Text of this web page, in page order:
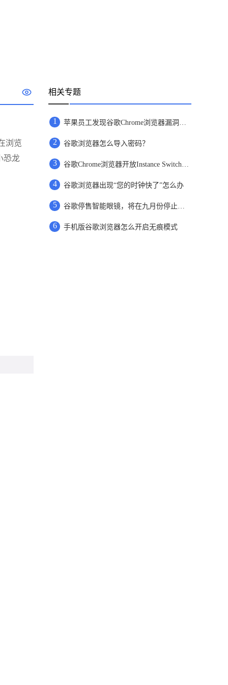
浏览
恐龙
相关专题
1 苹果员工发现谷歌Chrome浏览器漏洞报未上报
2 谷歌浏览器怎么导入密码？
3 谷歌Chrome浏览器开放Instance Switcher功能详情介绍
4 谷歌浏览器出现“您的时钟快了”怎么办
5 谷歌停售智能眼镜，将在九月份停止相关功能支持
6 手机版谷歌浏览器怎么开启无痕模式